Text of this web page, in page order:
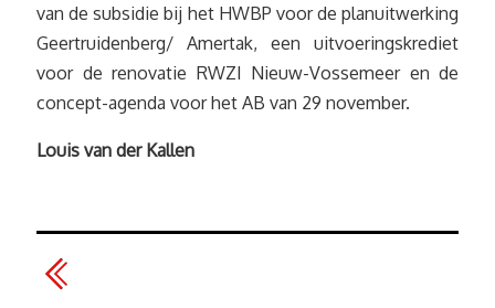
van de subsidie bij het HWBP voor de planuitwerking
Geertruidenberg/ Amertak, een uitvoeringskrediet
voor de renovatie RWZI Nieuw-Vossemeer en de
concept-agenda voor het AB van 29 november.
Louis van der Kallen